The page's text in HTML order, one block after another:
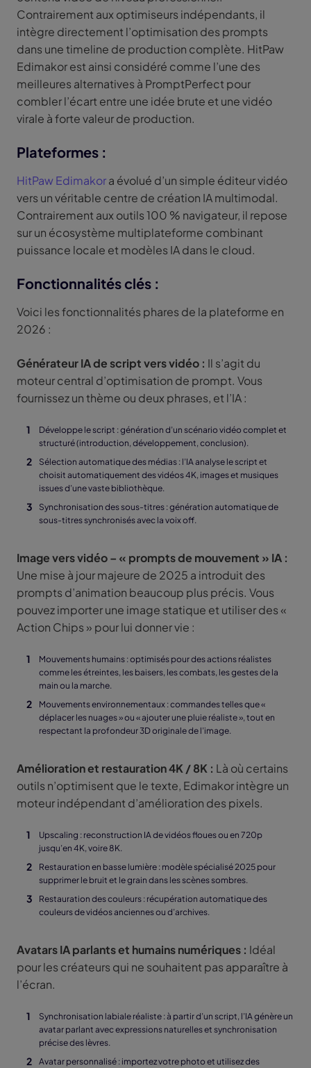
Contrairement aux optimiseurs indépendants, il
intègre directement l’optimisation des prompts
dans une timeline de production complète. HitPaw
Edimakor est ainsi considéré comme l’une des
meilleures alternatives à PromptPerfect pour
combler l’écart entre une idée brute et une vidéo
virale à forte valeur de production.
Plateformes :
HitPaw Edimakora évolué d’un simple éditeur vidéo
vers un véritable centre de création IA multimodal.
Contrairement aux outils 100 % navigateur, il repose
sur un écosystème multiplateforme combinant
puissance locale et modèles IA dans le cloud.
Fonctionnalités clés :
Voici les fonctionnalités phares de la plateforme en
2026 :
Générateur IA de script vers vidéo : Il s’agit du
moteur central d’optimisation de prompt. Vous
fournissez un thème ou deux phrases, et l’IA :
Développe le script : génération d’un scénario vidéo complet et
structuré (introduction, développement, conclusion).
Sélection automatique des médias : l’IA analyse le script et
choisit automatiquement des vidéos 4K, images et musiques
issues d’une vaste bibliothèque.
Synchronisation des sous-titres : génération automatique de
sous-titres synchronisés avec la voix off.
Image vers vidéo – « prompts de mouvement » IA :
Une mise à jour majeure de 2025 a introduit des
prompts d’animation beaucoup plus précis. Vous
pouvez importer une image statique et utiliser des «
Action Chips » pour lui donner vie :
Mouvements humains : optimisés pour des actions réalistes
comme les étreintes, les baisers, les combats, les gestes de la
main ou la marche.
Mouvements environnementaux : commandes telles que «
déplacer les nuages » ou « ajouter une pluie réaliste », tout en
respectant la profondeur 3D originale de l’image.
Amélioration et restauration 4K / 8K : Là où certains
outils n’optimisent que le texte, Edimakor intègre un
moteur indépendant d’amélioration des pixels.
Upscaling : reconstruction IA de vidéos floues ou en 720p
jusqu’en 4K, voire 8K.
Restauration en basse lumière : modèle spécialisé 2025 pour
supprimer le bruit et le grain dans les scènes sombres.
Restauration des couleurs : récupération automatique des
couleurs de vidéos anciennes ou d’archives.
Avatars IA parlants et humains numériques : Idéal
pour les créateurs qui ne souhaitent pas apparaître à
l’écran.
Synchronisation labiale réaliste : à partir d’un script, l’IA génère un
avatar parlant avec expressions naturelles et synchronisation
précise des lèvres.
Avatar personnalisé : importez votre photo et utilisez des